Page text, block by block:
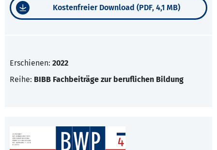
Kostenfreier Download (PDF, 4,1 MB)
Erschienen: 2022
Reihe: BIBB Fachbeiträge zur beruflichen Bildung